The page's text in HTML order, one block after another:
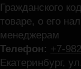
Гражданского
товаре, о его
менеджерам
Телефон: +7-
Екатеринбург,